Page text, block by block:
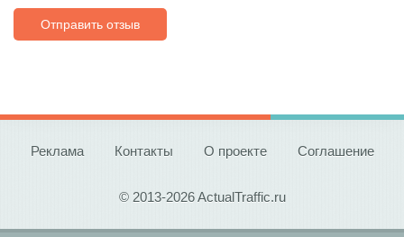
Отправить отзыв
Реклама Контакты О проекте Соглашение
© 2013-2026 ActualTraffic.ru